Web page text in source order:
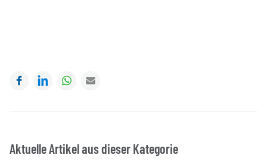
FacebookLinkedInWhatsApp
Aktuelle Artikel aus dieser Kategorie